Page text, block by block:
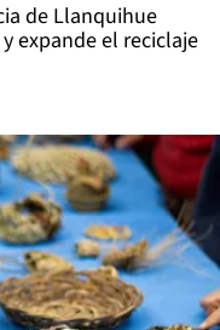
de Llanquihue
expande el reciclaje